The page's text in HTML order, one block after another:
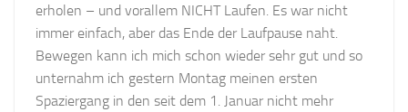
erholen – und vorallem NICHT Laufen. Es war nicht
immer einfach, aber das Ende der Laufpause naht.
Bewegen kann ich mich schon wieder sehr gut und so
unternahm ich gestern Montag meinen ersten
Spaziergang in den seit dem 1. Januar nicht mehr